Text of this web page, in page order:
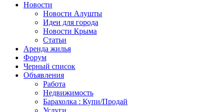
Новости
Новости Алушты
Идеи для города
Новости Крыма
Статьи
Аренда жилья
Форум
Черный список
Объявления
Работа
Недвижимость
Барахолка : Купи/Продай
Услуги